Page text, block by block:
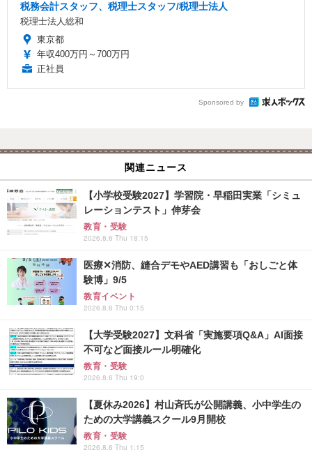
税務会計スタッフ、税理士スタッフ/税理士法人
税理士法人総和
東京都
年収400万円～700万円
正社員
Sponsored by
関連ニュース
【小学校受験2027】学習院・早稲田実業「シミュ
レーションテスト」伸芽会
教育・受験
2026.8.6 Thu 18:15
医療✕消防、縫合デモやAED講習も「おしごと体
験博」9/5
教育イベント
2026.8.6 Thu 0:15
【大学受験2027】文科省「実施要項Q&A」AI面接
不可など面接ルール明確化
教育・受験
2026.8.6 Thu 19:0
【夏休み2026】村山斉氏が公開講義、小中学生の
ための大学講義スクール9月開校
教育・受験
2026.8.6 Thu 1:15